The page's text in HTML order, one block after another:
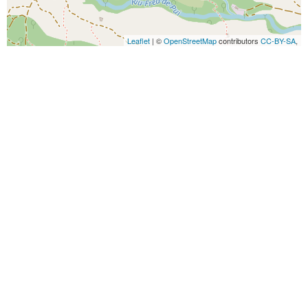
Leaflet | ©OpenStreetMapcontributors CC-BY-SA,